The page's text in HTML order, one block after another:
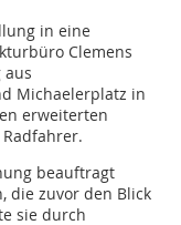
in eine
Clemens
aus
Michaelerplatz in
erweiterten
beauftragt
die zuvor den Blick
sie durch